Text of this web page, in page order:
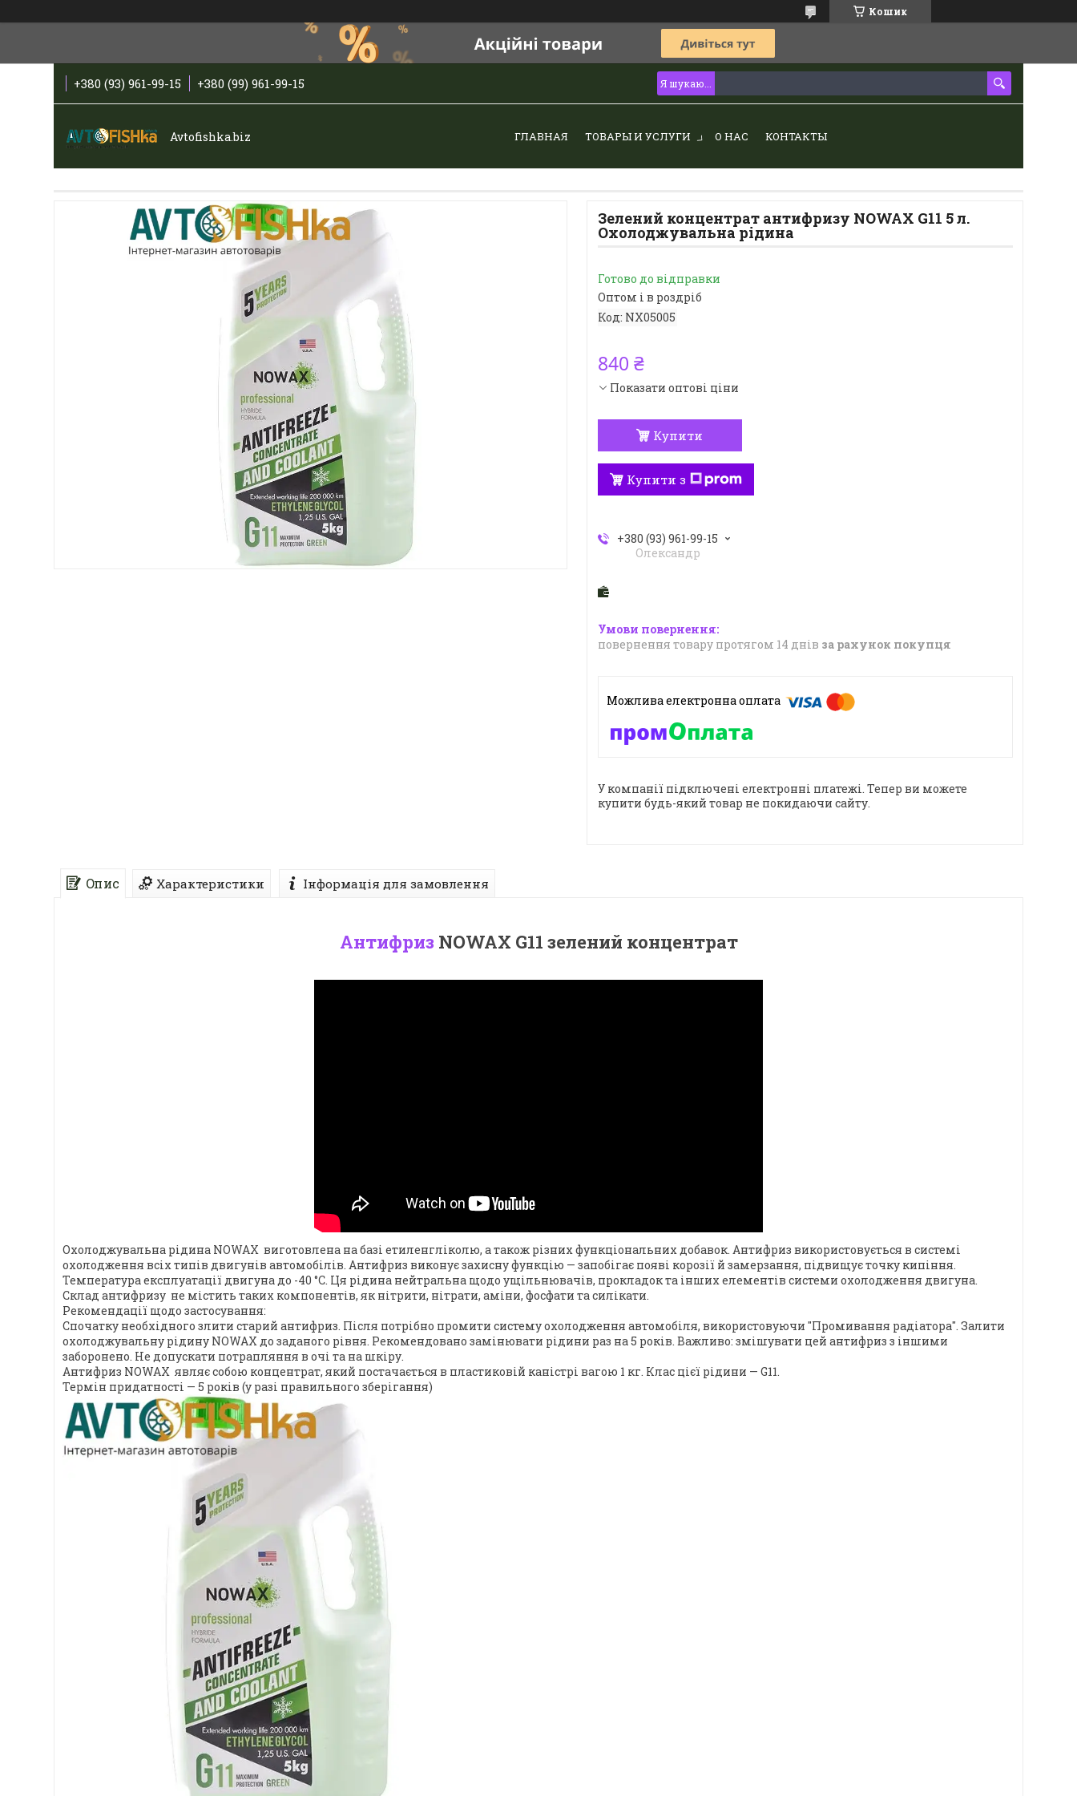
Кошик
+380 (93) 961-99-15 +380 (99) 961-99-15
Avtofishka.biz ГЛАВНАЯ ТОВАРЫ И УСЛУГИ О НАС КОНТАКТЫ
Зелений концентрат антифризу NOWAX G11 5 л.
Охолоджувальна рідина
Готово до відправки
Оптом і в роздріб
Код: NX05005
840 ₴
Показати оптові ціни
Купити
Купити з
+380 (93) 961-99-15
Олександр
повернення товару протягом 14 днів за рахунок покупця
У компанії підключені електронні платежі. Тепер ви можете
купити будь-який товар не покидаючи сайту.
Опис Характеристики Інформація для замовлення
Антифриз NOWAX G11 зелений концентрат
Охолоджувальна рідина NOWAX виготовлена на базі етиленгліколю, а також різних функціональних добавок. Антифриз використовується в системі
охолодження всіх типів двигунів автомобілів. Антифриз виконує захисну функцію — запобігає появі корозії й замерзання, підвищує точку кипіння.
Температура експлуатації двигуна до -40 °C. Ця рідина нейтральна щодо ущільнювачів, прокладок та інших елементів системи охолодження двигуна.
Склад антифризу не містить таких компонентів, як нітрити, нітрати, аміни, фосфати та силікати.
Рекомендації щодо застосування:
Спочатку необхідного злити старий антифриз. Після потрібно промити систему охолодження автомобіля, використовуючи "Промивання радіатора". Залити
охолоджувальну рідину NOWAX до заданого рівня. Рекомендовано замінювати рідини раз на 5 років. Важливо: змішувати цей антифриз з іншими
заборонено. Не допускати потрапляння в очі та на шкіру.
Антифриз NOWAX являє собою концентрат, який постачається в пластиковій каністрі вагою 1 кг. Клас цієї рідини — G11.
Термін придатності — 5 років (у разі правильного зберігання)